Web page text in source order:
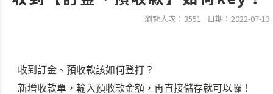
瀏覽人次：3551 日期：2022-07-13
收到訂金、預收款該如何登打？
新增收款單，輸入預收款金額，再直接儲存就可以囉！